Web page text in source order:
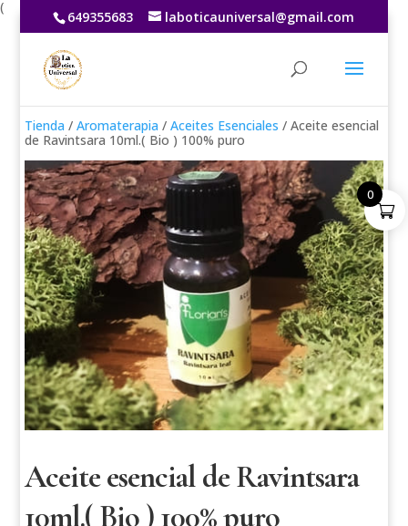
(
649355683 laboticauniversal@gmail.com
Tienda /Aromaterapia /Aceites Esenciales / Aceite esencial
de Ravintsara 10ml.( Bio ) 100% puro
Aceite esencial de Ravintsara
10ml.( Bio ) 100% puro
0